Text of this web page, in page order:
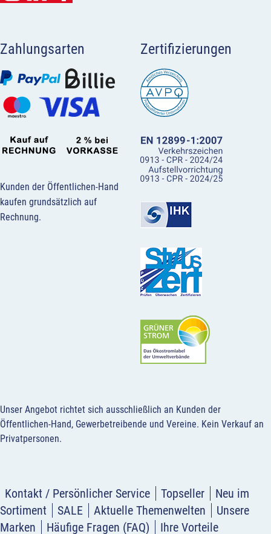
Zahlungsarten
Kunden der Öffentlichen-Hand
kaufen grundsätzlich auf
Rechnung.
Zertifizierungen
Unser Angebot richtet sich ausschließlich an Kunden der
Öffentlichen-Hand, Gewerbetreibende und Vereine. Kein Verkauf an
Privatpersonen.
Kontakt / Persönlicher Service Topseller
Neu im
Sortiment
SALE Aktuelle Themenwelten
Unsere
Marken
Häufige Fragen (FAQ) Ihre Vorteile